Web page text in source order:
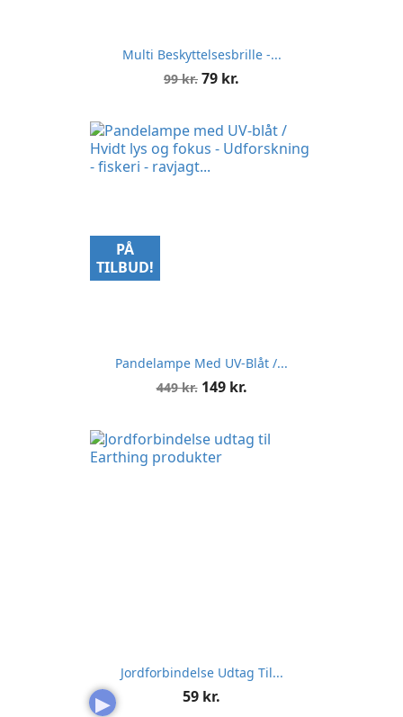
Multi Beskyttelsesbrille -...
Normalpris
99 kr. Pris
79 kr.
Pandelampe Med UV-Blåt /...
Normalpris
449 kr. Pris
149 kr.
PÅ
TILBUD!
▶
Jordforbindelse Udtag Til...
Pris
59 kr.